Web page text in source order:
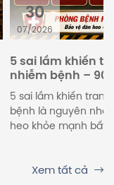
30
07/2026
5 sai lầm khiến
nhiễm bệnh –
mắc phải
5 sai lầm khiến
bệnh là nguyên
heo khỏe mạnh bất
những rủi ro này
Xem tất cả